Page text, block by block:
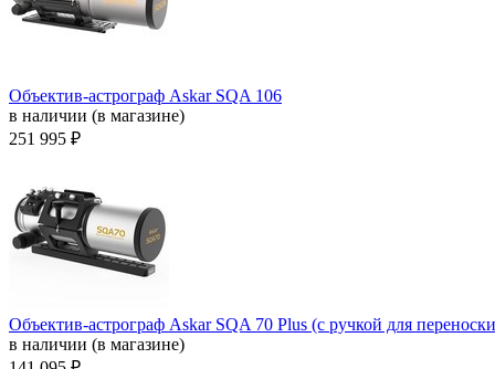
Объектив-астрограф Askar SQA 106
в наличии (в магазине)
251 995 ₽
Объектив-астрограф Askar SQA 70 Plus (с ручкой для
в наличии (в магазине)